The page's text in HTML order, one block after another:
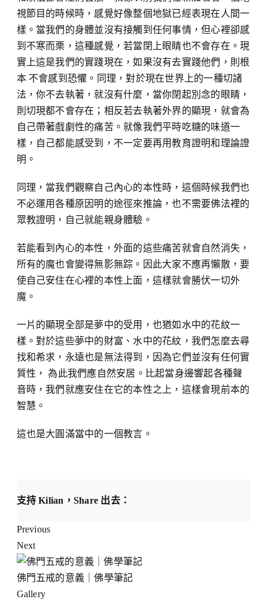
視節目的時候時，感覺好像整個地獄已經表現在人間一
樣。當我們的身體並沒有接觸到任何事情，但心裡卻感
到不寒而栗，這種感覺，若當閉上眼睛也不會存在。現
實上這是我們的實踐現在，如果沒有去實踐他們，則根
本 不會感到恐懼。同理，對於現在世界上的一種切諸
法，你不去執著，就沒有什麼，當你閉起別念的眼睛，
則切現都不會存在；相反若去執著外界的顯現，就會為
自己帶著戲劇性的痛苦。就像我們平時吃糖的味道一
樣，自己都能感受到，不一定要再用教育證明和理論證
明。
同理，當我們觀察自己內心的本性時，這個時候我們也
不必運用各種原因明的途徑來推論，也不需要佛法裡的
眾教證明，自己就能親身體驗。
若能看到內心的本性，外面的這些痛苦就會自然消失，
所有的魔也會變得無影無踪。因此大家不應再懶散，要
使自己安住在心裡的本性上面，這樣就會勝伏一切外
魔。
一片的顯現全部是夢中的受用，也猶如水中的花紋一
樣。對於這些夢中的財富、水中的花紋，我們怎麼去尋
找和希求，永遠也是無法得到，因為它們並沒有任何實
質性， 為此我們應自然安居。比起當身邊響起各種聲
音時，我們就應安住在它的本性之上，這樣會現前本的
智慧。
這也是大圓滿當中的一個教言。
支持 Kilian，Share 出去：
Previous
Next
佛門五戒的意義｜佛學筆記
Gallery